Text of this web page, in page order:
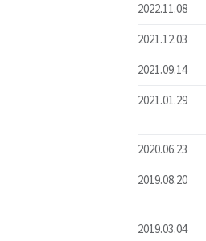
2022.11.08
2021.12.03
2021.09.14
2021.01.29
2020.06.23
2019.08.20
2019.03.04